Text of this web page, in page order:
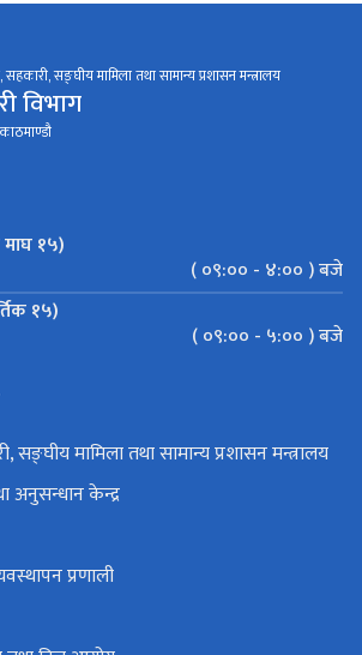
सहकारी, सङ्घीय मामिला तथा सामान्य प्रशासन मन्त्रालय
विभाग
माघ १५)
( ०९:०० - ४:०० ) बजे
१५)
( ०९:०० - ५:०० ) बजे
सङ्घीय मामिला तथा सामान्य प्रशासन मन्त्रालय
अनुसन्धान केन्द्र
प्रणाली